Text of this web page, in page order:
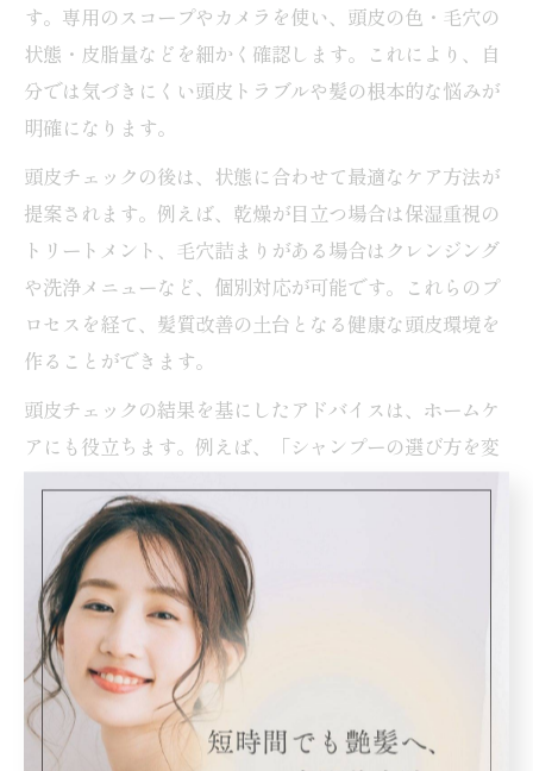
す。専用のスコープやカメラを使い、頭皮の色・毛穴の
状態・皮脂量などを細かく確認します。これにより、自
分では気づきにくい頭皮トラブルや髪の根本的な悩みが
明確になります。
頭皮チェックの後は、状態に合わせて最適なケア方法が
提案されます。例えば、乾燥が目立つ場合は保湿重視の
トリートメント、毛穴詰まりがある場合はクレンジング
や洗浄メニューなど、個別対応が可能です。これらのプ
ロセスを経て、髪質改善の土台となる健康な頭皮環境を
作ることができます。
頭皮チェックの結果を基にしたアドバイスは、ホームケ
アにも役立ちます。例えば、「シャンプーの選び方を変
える」「頭皮マッサージを取り入れる」など、日常生活
で実践できるポイントも教えてもらえるため、継続的な
髪質改善につながります。
頭皮ケアが美髪へと導く美容院の知恵
美しい髪を目指すなら、頭皮ケアは欠かせません。美容
院では、最新の頭皮ケア技術や薬剤を取り入れ、根本か
ら健康な髪を育てるサポートを行っています。例えば、